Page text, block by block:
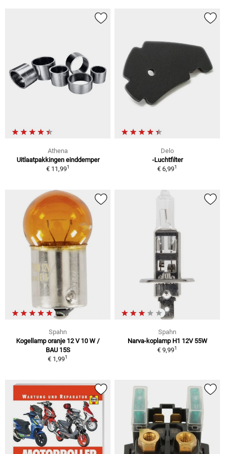
Athena
Uitlaatpakkingen einddemper
€ 11,991
Delo
-Luchtfilter
€ 6,991
Spahn
Kogellamp oranje 12 V 10 W /
BAU 15S
€ 1,991
Spahn
Narva-koplamp H1 12V 55W
€ 9,991